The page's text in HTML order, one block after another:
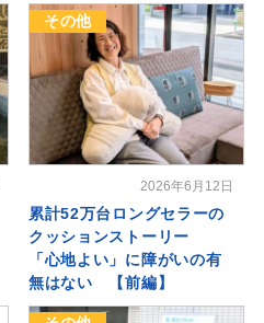
その他
2026年6月12日
累計52万台ロングセラーの
クッションストーリー
「心地よい」に障がいの有
無はない 【前編】